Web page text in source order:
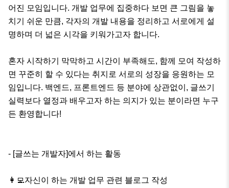
어진 모임입니다. 개발 업무에 집중하다 보면 큰 그림을 놓
치기 쉬운 만큼, 각자의 개발 내용을 정리하고 서로에게 설
명하며 더 넓은 시각을 키워가고자 합니다.
혼자 시작하기 막막하고 시간이 부족해도, 함께 모여 작성하
면 꾸준히 할 수 있다는 취지로 서로의 성장을 응원하는 모
임입니다. 백엔드, 프론트엔드 등 분야에 상관없이, 글쓰기
실력보다 열정과 배우고자 하는 의지가 있는 분이라면 누구
든 환영합니다!
- [글쓰는 개발자]에서 하는 활동
👩‍💻자신이 하는 개발 업무 관련 블로그 작성